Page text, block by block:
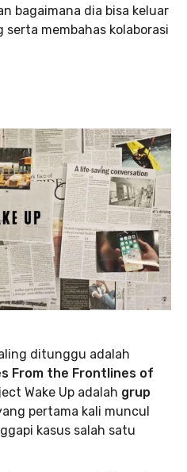
bagaimana dia bisa keluar
membahas kolaborasi
ditunggu adalah
From the Frontlines of
Wake Up adalah grup
pertama kali muncul
kasus salah satu